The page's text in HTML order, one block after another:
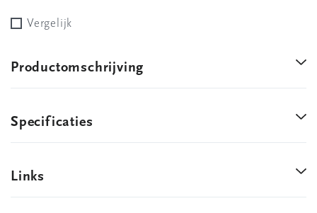
Vergelijk
Productomschrijving
Specificaties
Links